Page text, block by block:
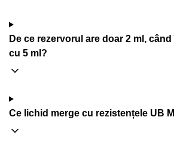
De ce rezervorul are doar 2 ml,
cu 5 ml?
Ce lichid merge cu rezistențele UB